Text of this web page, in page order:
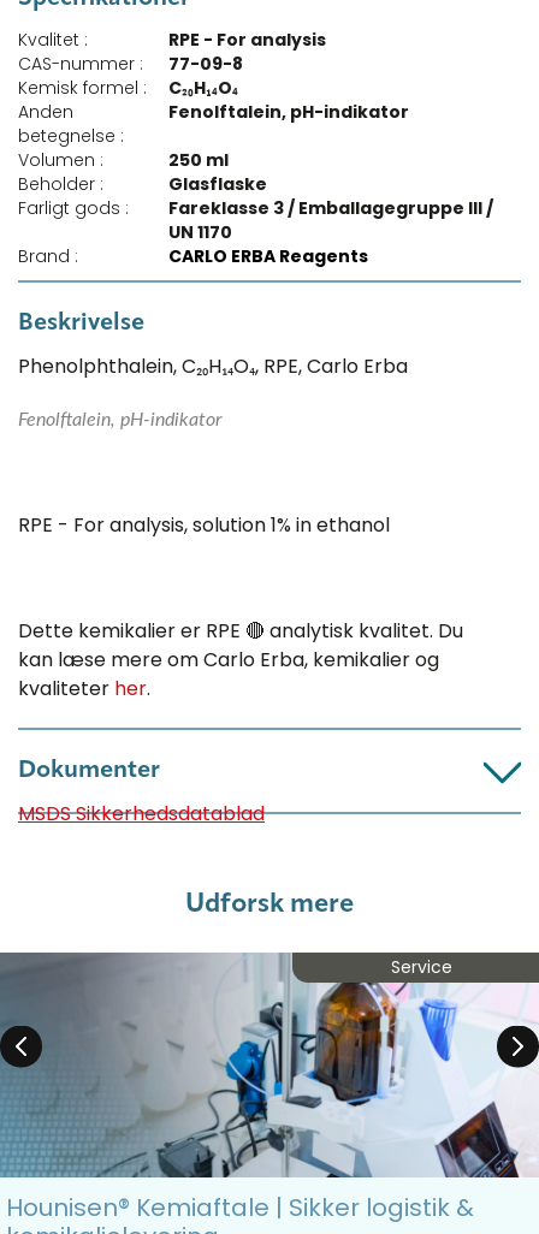
Kvalitet :
RPE - For analysis
CAS-nummer :
77-09-8
Kemisk formel :
C₂₀H₁₄O₄
Anden
betegnelse :
Fenolftalein, pH-indikator
Volumen :
250 ml
Beholder :
Glasflaske
Farligt gods :
Fareklasse 3 / Emballagegruppe III /
UN 1170
Brand :
CARLO ERBA Reagents
Beskrivelse
Phenolphthalein, C₂₀H₁₄O₄, RPE, Carlo Erba
Fenolftalein, pH-indikator
RPE - For analysis, solution 1% in ethanol
Dette kemikalier er RPE 🔴 analytisk kvalitet. Du
kan læse mere om Carlo Erba, kemikalier og
kvaliteter her.
Dokumenter
MSDS Sikkerhedsdatablad
Udforsk mere
Service
Hounisen® Kemiaftale | Sikker logistik &